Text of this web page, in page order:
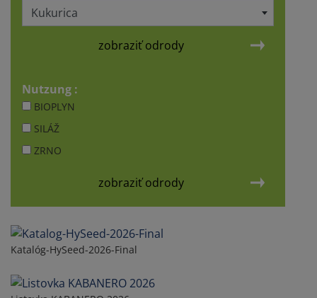
Kukurica
zobraziť odrody
Nutzung :
BIOPLYN
SILÁŽ
ZRNO
zobraziť odrody
Katalóg-HySeed-2026-Final